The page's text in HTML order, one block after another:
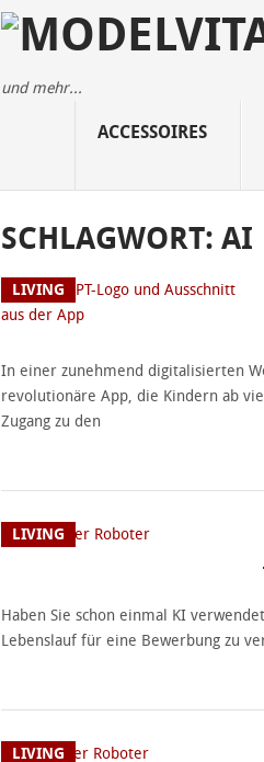
und mehr...
ACCESSOIRES
SCHLAGWORT: AI
LIVING
In einer zunehmend digitalisierten
revolutionäre App, die Kindern ab
Zugang zu den
LIVING
Haben Sie schon einmal KI
Lebenslauf für eine Bewerbung zu
LIVING